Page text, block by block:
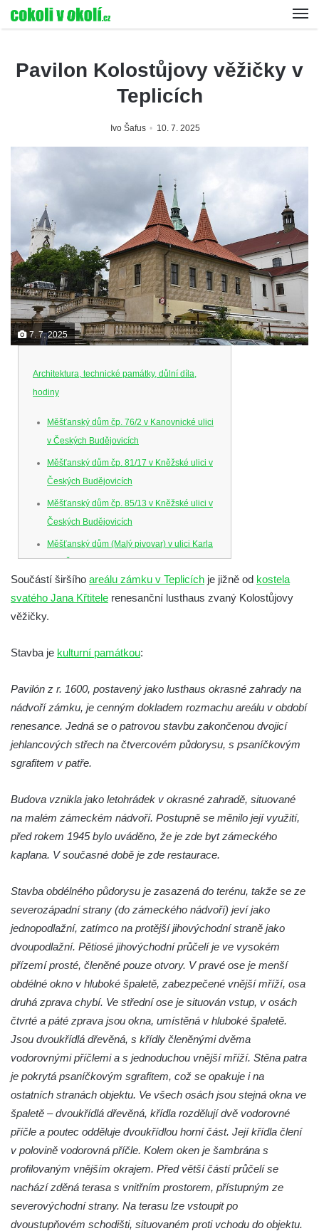
Pavilon Kolostůjovy věžičky v
Teplicích
Ivo Šafus 10. 7. 2025
7. 7. 2025
Architektura, technické památky, důlní díla,
hodiny
Měšťanský dům čp. 76/2 v Kanovnické ulici
v Českých Budějovicích
Měšťanský dům čp. 81/17 v Kněžské ulici v
Českých Budějovicích
Měšťanský dům čp. 85/13 v Kněžské ulici v
Českých Budějovicích
Měšťanský dům (Malý pivovar) v ulici Karla
IV. v Českých Budějovicích
Dům U Ferusů na Senovážném náměstí v
Českých Budějovicích
Budějovicích
Dům čp. 20 ve Velešíně, zvaný U Kantůrků
či Kaplanka
Fara v Římově
Budova spořitelny čp. 1127/1 a 1127/25 v
Gymnázium v Rumburku
v Rumburku
Dům čp. 100/5 na Lužickém náměstí v
Rumburku
Dům čp. 105/10 na Lužickém náměstí v
Rumburku
Dům čp. 101/6 na Lužickém náměstí v
Rumburku
Dům čp. 104/9 na Lužickém náměstí v
Rumburku
Dům čp. 102/7 na Lužickém náměstí v
Rumburku
Dům čp. 99/4 na Lužickém náměstí v
Rumburku (tiskárna Heinricha Pfeifera)
Josef Meisel jun., tkalcovna a barevna u
Součástí širšího areálu zámku v Teplicích je jižně od kostela
svatého Jana Křtitele renesanční lusthaus zvaný Kolostůjovy
věžičky.
Stavba je kulturní památkou:
Pavilón z r. 1600, postavený jako lusthaus okrasné zahrady na
nádvoří zámku, je cenným dokladem rozmachu areálu v období
renesance. Jedná se o patrovou stavbu zakončenou dvojicí
jehlancových střech na čtvercovém půdorysu, s psaníčkovým
sgrafitem v patře.
Budova vznikla jako letohrádek v okrasné zahradě, situované
na malém zámeckém nádvoří. Postupně se měnilo její využití,
před rokem 1945 bylo uváděno, že je zde byt zámeckého
kaplana. V současné době je zde restaurace.
Stavba obdélného půdorysu je zasazená do terénu, takže se ze
severozápadní strany (do zámeckého nádvoří) jeví jako
jednopodlažní, zatímco na protější jihovýchodní straně jako
dvoupodlažní. Pětiosé jihovýchodní průčelí je ve vysokém
přízemí prosté, členěné pouze otvory. V pravé ose je menší
obdélné okno v hluboké špaletě, zabezpečené vnější mříží, osa
druhá zprava chybí. Ve střední ose je situován vstup, v osách
čtvrté a páté zprava jsou okna, umístěná v hluboké špaletě.
Jsou dvoukřídlá dřevěná, s křídly členěnými dvěma
vodorovnými příčlemi a s jednoduchou vnější mříží. Stěna patra
je pokrytá psaníčkovým sgrafitem, což se opakuje i na
ostatních stranách objektu. Ve všech osách jsou stejná okna ve
špaletě – dvoukřídlá dřevěná, křídla rozdělují dvě vodorovné
příčle a poutec odděluje dvoukřídlou horní část. Její křídla člení
v polovině vodorovná příčle. Kolem oken je šambrána s
profilovaným vnějším okrajem. Před větší částí průčelí se
nachází zděná terasa s vnitřním prostorem, přístupným ze
severovýchodní strany. Na terasu lze vstoupit po
dvoustupňovém schodišti, situovaném proti vchodu do objektu.